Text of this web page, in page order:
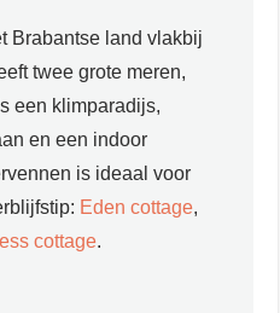
Brabantse land vlakbij
twee grote meren,
een klimparadijs,
en een indoor
is ideaal voor
Eden cottage,
cottage.